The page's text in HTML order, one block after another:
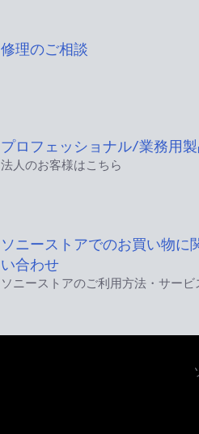
修理のご相談
プロフェッショナル/業務用
法人のお客様はこちら
ソニーストアでのお買い物に
い合わせ
ソニーストアのご利用方法・サー